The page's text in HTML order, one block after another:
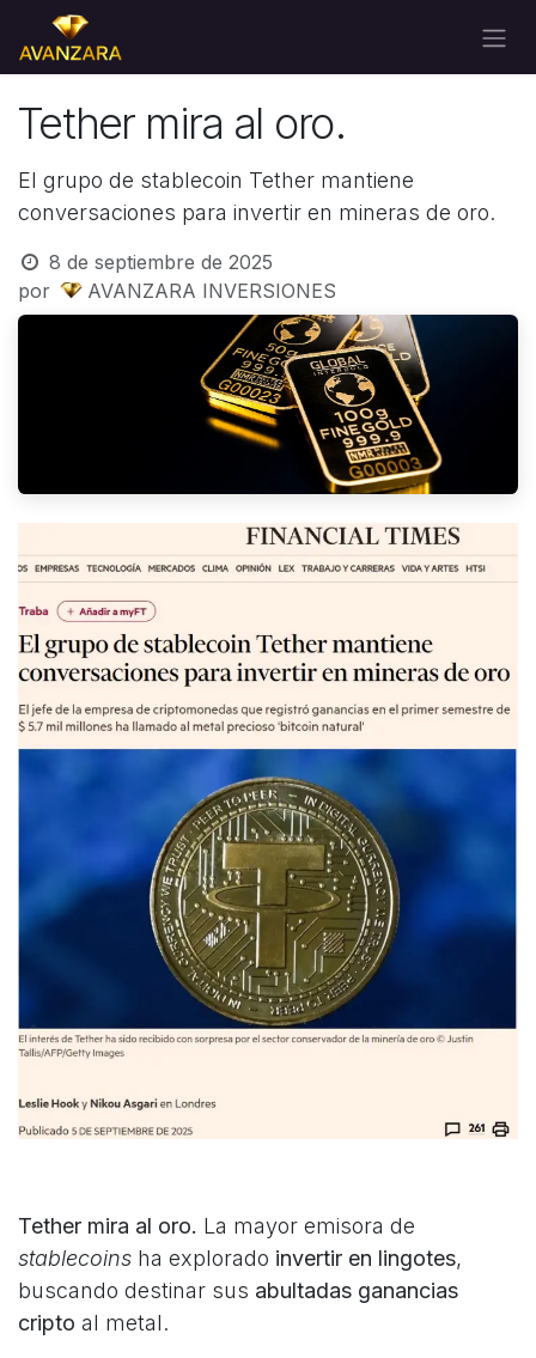
Ir al contenido
Tether mira al oro.
El grupo de stablecoin Tether mantiene
conversaciones para invertir en mineras de oro.
8 de septiembre de 2025
por
AVANZARA INVERSIONES
Tether mira al oro. La mayor emisora de
stablecoins ha explorado invertir en lingotes,
buscando destinar sus abultadas ganancias
cripto al metal.